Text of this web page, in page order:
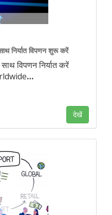
विपणन शुरू करें
विपणन निर्यात करें
…
देखें